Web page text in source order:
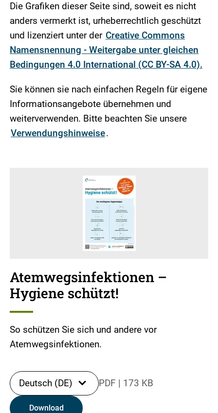
Die Grafiken dieser Seite sind, soweit es nicht
anders vermerkt ist, urheberrechtlich geschützt
und lizenziert unter der Creative Commons
Namensnennung - Weitergabe unter gleichen
Bedingungen 4.0 International (CC BY-SA 4.0).
Sie können sie nach einfachen Regeln für eigene
Informationsangebote übernehmen und
weiterverwenden. Bitte beachten Sie unsere
Verwendungshinweise.
Atemwegsinfektionen –
Hygiene schützt!
So schützen Sie sich und andere vor
Atemwegsinfektionen.
Deutsch (DE) PDF | 173 KB
Download